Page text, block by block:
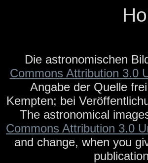
Die astronomischen
Commons Attribution 3.0
Angabe der Quelle
Kempten; bei
The astronomical
Commons Attribution 3.0
and change, when you